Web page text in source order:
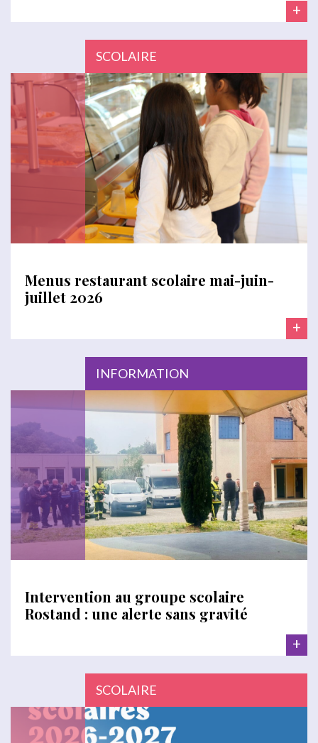
+
SCOLAIRE
Menus restaurant scolaire mai-juin-
juillet 2026
+
INFORMATION
Intervention au groupe scolaire
Rostand : une alerte sans gravité
+
SCOLAIRE